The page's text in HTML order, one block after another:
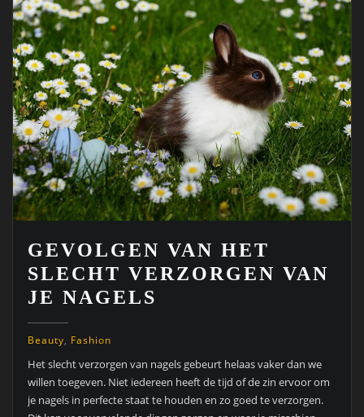
GEVOLGEN VAN HET
SLECHT VERZORGEN VAN
JE NAGELS
Beauty, Fashion
Het slecht verzorgen van nagels gebeurt helaas vaker dan we
willen toegeven. Niet iedereen heeft de tijd of de zin ervoor om
je nagels in perfecte staat te houden en zo goed te verzorgen.